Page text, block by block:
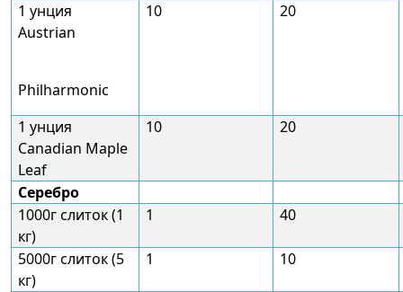
1 унция
Austrian
Philharmonic
10 20
1 унция
Canadian Maple
Leaf
10 20
Серебро
1000г слиток (1
кг)
1 40
5000г слиток (5
кг)
1 10